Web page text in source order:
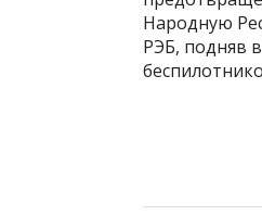
Народную
РЭБ, подняв